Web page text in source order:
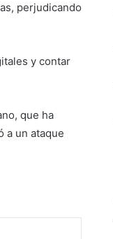
perjudicando
y contar
que ha
a un ataque